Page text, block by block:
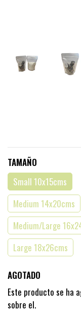
TAMAÑO
Small 10x15cms
Medium 14x20cms
Medium/Large
Large 18x26cms
AGOTADO
Este producto se ha
sobre el.